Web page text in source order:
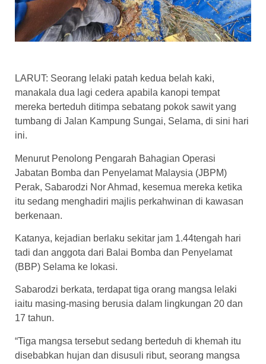
LARUT: Seorang lelaki patah kedua belah kaki,
manakala dua lagi cedera apabila kanopi tempat
mereka berteduh ditimpa sebatang pokok sawit yang
tumbang di Jalan Kampung Sungai, Selama, di sini hari
ini.
Menurut Penolong Pengarah Bahagian Operasi
Jabatan Bomba dan Penyelamat Malaysia (JBPM)
Perak, Sabarodzi Nor Ahmad, kesemua mereka ketika
itu sedang menghadiri majlis perkahwinan di kawasan
berkenaan.
Katanya, kejadian berlaku sekitar jam 1.44tengah hari
tadi dan anggota dari Balai Bomba dan Penyelamat
(BBP) Selama ke lokasi.
Sabarodzi berkata, terdapat tiga orang mangsa lelaki
iaitu masing-masing berusia dalam lingkungan 20 dan
17 tahun.
“Tiga mangsa tersebut sedang berteduh di khemah itu
disebabkan hujan dan disusuli ribut, seorang mangsa